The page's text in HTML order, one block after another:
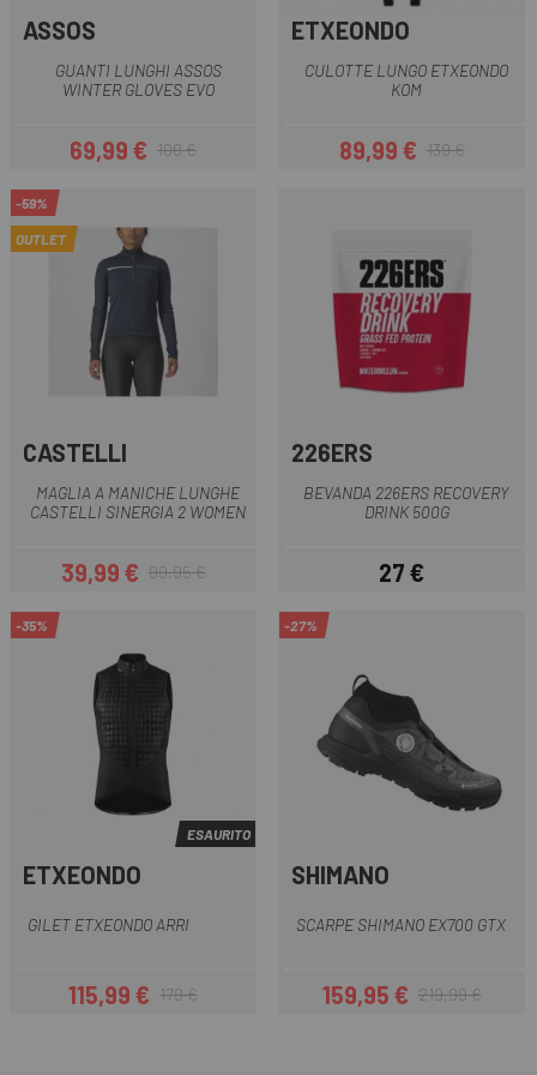
ASSOS
GUANTI LUNGHI ASSOS
WINTER GLOVES EVO
Prezzo
69,99 €Prezzo base
100 €
ETXEONDO
CULOTTE LUNGO ETXEONDO
KOM
Prezzo
89,99 €Prezzo base
139 €
-59%
OUTLET
CASTELLI
MAGLIA A MANICHE LUNGHE
CASTELLI SINERGIA 2 WOMEN
Prezzo
39,99 €Prezzo base
99,95 €
226ERS
BEVANDA 226ERS RECOVERY
DRINK 500G
Prezzo
27 €
-35%
ESAURITO
ETXEONDO
GILET ETXEONDO ARRI
Prezzo
115,99 €Prezzo base
179 €
-27%
SHIMANO
SCARPE SHIMANO EX700 GTX
Prezzo
159,95 €Prezzo base
219,99 €